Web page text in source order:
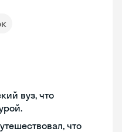
вуз, что
что